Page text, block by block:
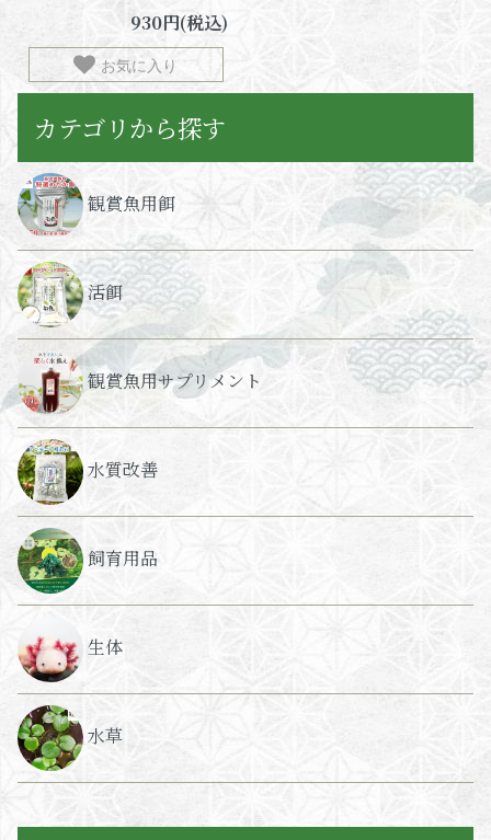
カテゴリから探す
観賞魚用餌
活餌
観賞魚用サプリメント
水質改善
飼育用品
生体
水草
930円(税込)
お気に入り